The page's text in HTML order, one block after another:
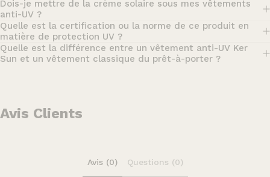
Dois-je mettre de la crème solaire sous mes vêtements
anti-UV ?
Quelle est la certification ou la norme de ce produit en
matière de protection UV ?
Quelle est la différence entre un vêtement anti-UV Ker
Sun et un vêtement classique du prêt-à-porter ?
Avis Clients
Avis (0) Questions (0)